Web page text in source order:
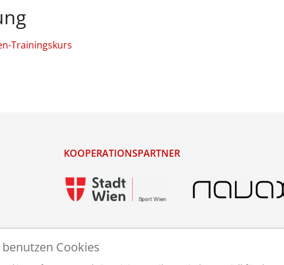
Trainingskurs
KOOPERATIONSPARTNER
Cookies